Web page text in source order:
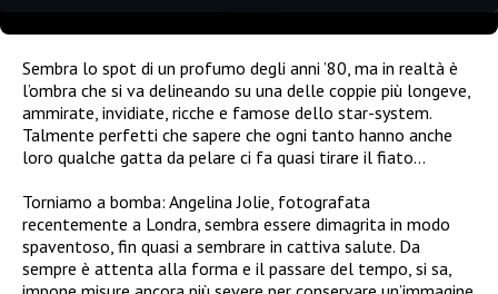
Sembra lo spot di un profumo degli anni ’80, ma in realtà è
l’ombra che si va delineando su una delle coppie più longeve,
ammirate, invidiate, ricche e famose dello star-system.
Talmente perfetti che sapere che ogni tanto hanno anche
loro qualche gatta da pelare ci fa quasi tirare il fiato…
Torniamo a bomba: Angelina Jolie, fotografata
recentemente a Londra, sembra essere dimagrita in modo
spaventoso, fin quasi a sembrare in cattiva salute. Da
sempre è attenta alla forma e il passare del tempo, si sa,